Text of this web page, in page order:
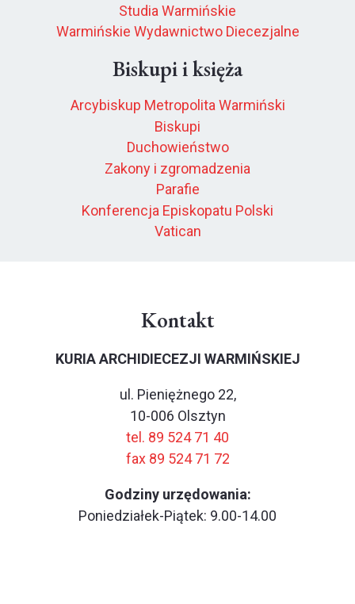
Studia Warmińskie
Warmińskie Wydawnictwo Diecezjalne
Biskupi i księża
Arcybiskup Metropolita Warmiński
Biskupi
Duchowieństwo
Zakony i zgromadzenia
Parafie
Konferencja Episkopatu Polski
Vatican
Kontakt
KURIA ARCHIDIECEZJI WARMIŃSKIEJ
ul. Pieniężnego 22,
10-006 Olsztyn
tel. 89 524 71 40
fax 89 524 71 72
Godziny urzędowania:
Poniedziałek-Piątek: 9.00-14.00